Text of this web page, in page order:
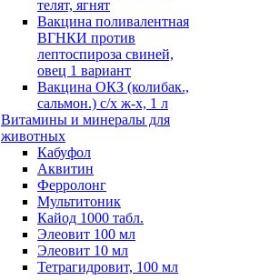
телят, ягнят
Вакцина поливалентная
ВГНКИ против
лептоспироза свиней,
овец 1 вариант
Вакцина ОКЗ (колибак.,
сальмон.) с/х ж-х, 1 л
Витамины и минералы для
животных
Кабуфол
Аквитин
Ферролонг
Мультитоник
Кайод 1000 табл.
Элеовит 100 мл
Элеовит 10 мл
Тетрагидровит, 100 мл